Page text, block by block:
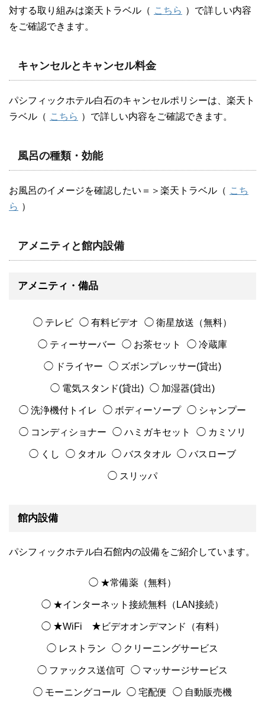
対する取り組みは楽天トラベル（ こちら ）で詳しい内容
をご確認できます。
キャンセルとキャンセル料金
パシフィックホテル白石のキャンセルポリシーは、楽天ト
ラベル（ こちら ）で詳しい内容をご確認できます。
風呂の種類・効能
お風呂のイメージを確認したい＝＞楽天トラベル（ こち
ら ）
アメニティと館内設備
アメニティ・備品
◯ テレビ ◯ 有料ビデオ ◯ 衛星放送（無料）
◯ ティーサーバー ◯ お茶セット ◯ 冷蔵庫
◯ ドライヤー ◯ ズボンプレッサー(貸出)
◯ 電気スタンド(貸出) ◯ 加湿器(貸出)
◯ 洗浄機付トイレ ◯ ボディーソープ ◯ シャンプー
◯ コンディショナー ◯ ハミガキセット ◯ カミソリ
◯ くし ◯ タオル ◯ バスタオル ◯ バスローブ
◯ スリッパ
館内設備
パシフィックホテル白石館内の設備をご紹介しています。
◯ ★常備薬（無料）
◯ ★インターネット接続無料（LAN接続）
◯ ★WiFi ★ビデオオンデマンド（有料）
◯ レストラン ◯ クリーニングサービス
◯ ファックス送信可 ◯ マッサージサービス
◯ モーニングコール ◯ 宅配便 ◯ 自動販売機